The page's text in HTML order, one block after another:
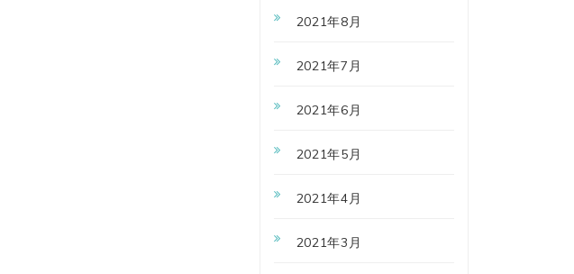
2021年8月
2021年7月
2021年6月
2021年5月
2021年4月
2021年3月